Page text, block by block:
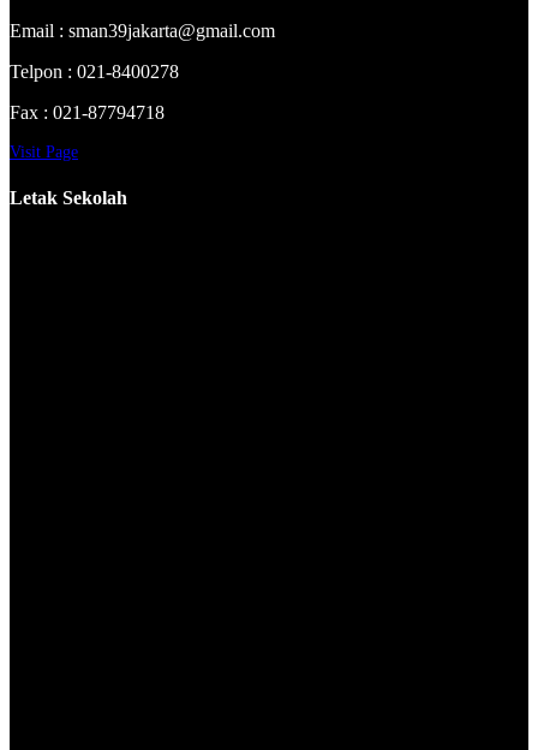
Email : sman39jakarta@gmail.com
Telpon : 021-8400278
Fax : 021-87794718
Visit Page
Letak Sekolah